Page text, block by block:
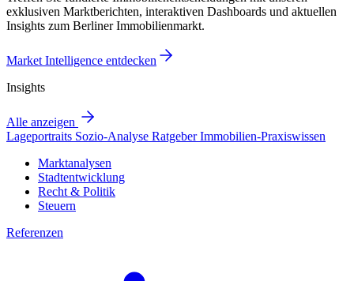
exklusiven Marktberichten, interaktiven Dashboards und aktuellen
Insights zum Berliner Immobilienmarkt.
Market Intelligence entdecken
Insights
Alle anzeigen
Lageportraits Sozio-Analyse RatgeberImmobilien-Praxiswissen
Marktanalysen
Stadtentwicklung
Recht & Politik
Steuern
Referenzen